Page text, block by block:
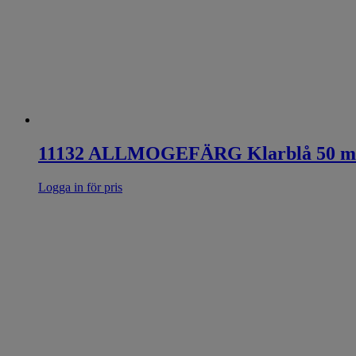
11132 ALLMOGEFÄRG Klarblå 50
Logga in för pris